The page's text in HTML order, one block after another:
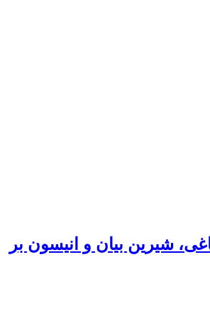
شیرین بیان و انیسون بر